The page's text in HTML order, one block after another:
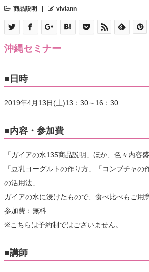
商品説明 viviann
沖縄セミナー
■日時
2019年4月13日(土)13：30～16：30
■内容・参加費
「ガイアの水135商品説明」ほか、色々内容
「豆乳ヨーグルトの作り方」「コンブチャの
の活用法」
ガイアの水に浸けたもので、食べ比べもご用
参加費：無料
※こちらは予約制ではございません。
■講師